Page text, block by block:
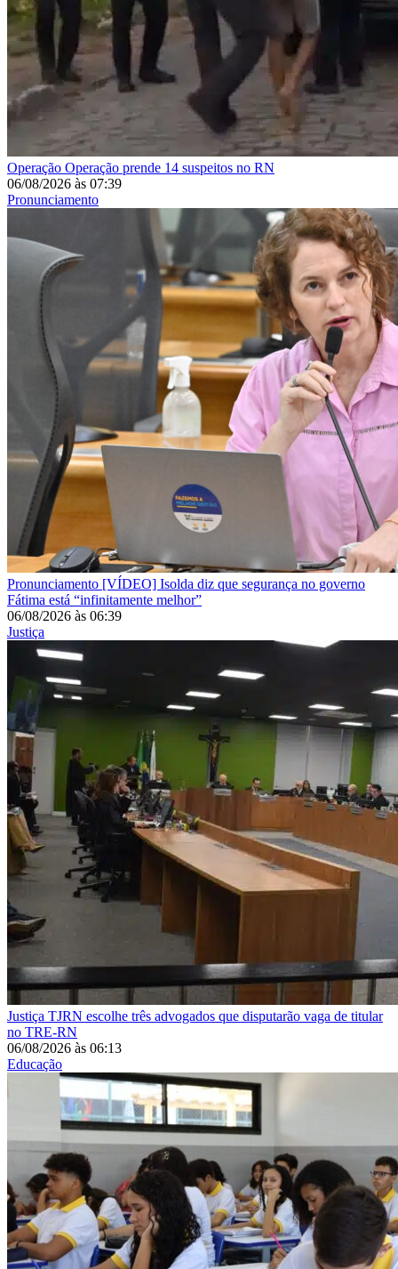
Operação Operação prende 14 suspeitos no RN
06/08/2026 às 07:39
Pronunciamento
Pronunciamento [VÍDEO] Isolda diz que segurança no governo
Fátima está “infinitamente melhor”
06/08/2026 às 06:39
Justiça
Justiça TJRN escolhe três advogados que disputarão vaga de titular
no TRE-RN
06/08/2026 às 06:13
Educação